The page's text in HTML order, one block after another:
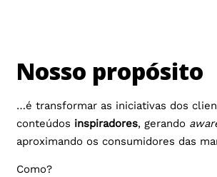
Nosso propósito
…é transformar as iniciativas dos
conteúdos inspiradores, gerando
aproximando os consumidores das
Como?